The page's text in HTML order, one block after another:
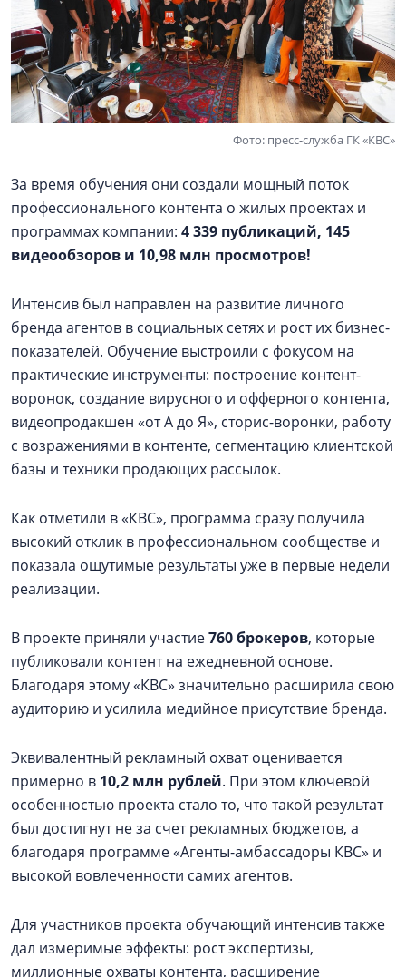
Фото: пресс-служба ГК «КВС»
За время обучения они создали мощный поток
профессионального контента о жилых проектах и
программах компании: 4 339 публикаций, 145
видеообзоров и 10,98 млн просмотров!
Интенсив был направлен на развитие личного
бренда агентов в социальных сетях и рост их бизнес-
показателей. Обучение выстроили с фокусом на
практические инструменты: построение контент-
воронок, создание вирусного и офферного контента,
видеопродакшен «от А до Я», сторис-воронки, работу
с возражениями в контенте, сегментацию клиентской
базы и техники продающих рассылок.
Как отметили в «КВС», программа сразу получила
высокий отклик в профессиональном сообществе и
показала ощутимые результаты уже в первые недели
реализации.
В проекте приняли участие760 брокеров, которые
публиковали контент на ежедневной основе.
Благодаря этому «КВС» значительно расширила свою
аудиторию и усилила медийное присутствие бренда.
Эквивалентный рекламный охват оценивается
примерно в 10,2 млн рублей. При этом ключевой
особенностью проекта стало то, что такой результат
был достигнут не за счет рекламных бюджетов, а
благодаря программе «Агенты-амбассадоры КВС» и
высокой вовлеченности самих агентов.
Для участников проекта обучающий интенсив также
дал измеримые эффекты: рост экспертизы,
миллионные охваты контента, расширение